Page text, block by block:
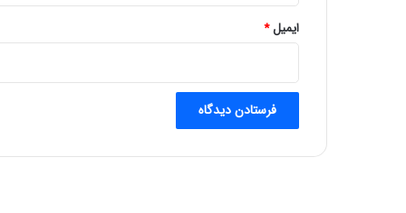
ایمیل*